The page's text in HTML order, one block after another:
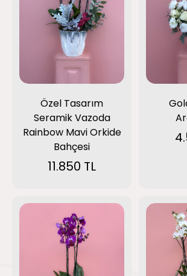
Özel Tasarım
Seramik Vazoda
Rainbow Mavi Orkide
Bahçesi
11.850 TL